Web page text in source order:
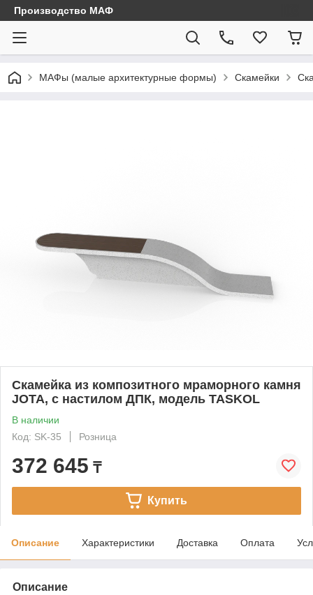
Производство МАФ
МАФы (малые архитектурные формы) Скамейки
Скамейка из композитного мраморного камня
JOTA, c настилом ДПК, модель TASKOL
В наличии
Код: SK-35
Розница
372 645 ₸
Купить
Описание Характеристики Доставка Оплата
Описание